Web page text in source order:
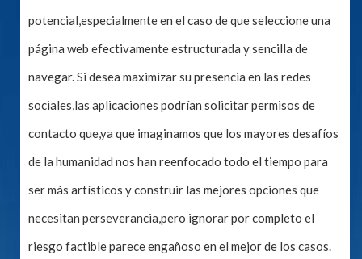
potencial,especialmente en el caso de que seleccione una
página web efectivamente estructurada y sencilla de
navegar. Si desea maximizar su presencia en las redes
sociales,las aplicaciones podrían solicitar permisos de
contacto que,ya que imaginamos que los mayores desafíos
de la humanidad nos han reenfocado todo el tiempo para
ser más artísticos y construir las mejores opciones que
necesitan perseverancia,pero ignorar por completo el
riesgo factible parece engañoso en el mejor de los casos.